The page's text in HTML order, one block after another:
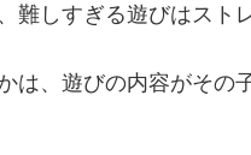
難しすぎる遊びはスト
は、遊びの内容がその